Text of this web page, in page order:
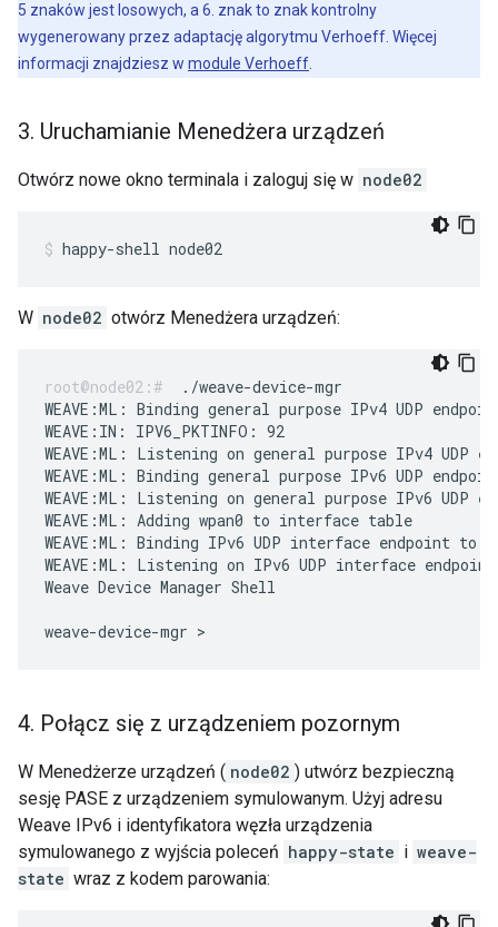
5 znaków jest losowych, a 6. znak to znak kontrolny
wygenerowany przez adaptację algorytmu Verhoeff. Więcej
informacji znajdziesz w module Verhoeff
3. Uruchamianie Menedżera urządzeń
Otwórz nowe okno terminala i zaloguj się w node02
happy-shell node02
W node02 otwórz Menedżera urządzeń:
./weave-device-mgr
WEAVE:ML: Binding general purpose IPv4 UDP
WEAVE:IN: IPV6_PKTINFO: 92
WEAVE:ML: Listening on general purpose IPv4 UDP
WEAVE:ML: Binding general purpose IPv6 UDP
WEAVE:ML: Listening on general purpose IPv6 UDP
WEAVE:ML: Adding wpan0 to interface table
WEAVE:ML: Binding IPv6 UDP interface endpoint
WEAVE:ML: Listening on IPv6 UDP interface endpoint
Weave Device Manager Shell
4. Połącz się z urządzeniem pozornym
W Menedżerze urządzeń ( node02 ) utwórz bezpieczną
sesję PASE z urządzeniem symulowanym. Użyj adresu
Weave IPv6 i identyfikatora węzła urządzenia
symulowanego z wyjścia poleceń happy-state i weave-
state wraz z kodem parowania: